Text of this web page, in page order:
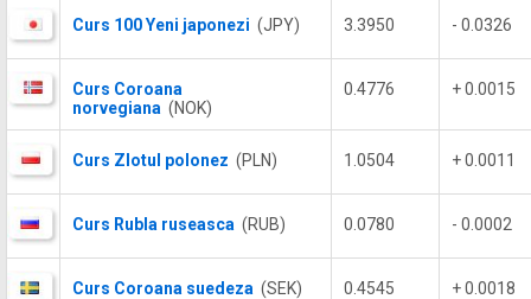
Curs 100 Yeni japonezi (JPY) 3.3950 - 0.0326
Curs Coroana
norvegiana (NOK)
0.4776 + 0.0015
Curs Zlotul polonez (PLN) 1.0504 + 0.0011
Curs Rubla ruseasca (RUB) 0.0780 - 0.0002
Curs Coroana suedeza (SEK) 0.4545 + 0.0018